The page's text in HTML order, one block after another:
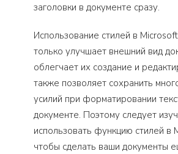
заголовки в документе сразу.
Использование стилей в
только улучшает внешний вид
облегчает их создание и
также позволяет сохранить
усилий при форматировании
документе. Поэтому следует
использовать функцию стилей в
чтобы сделать ваши документы